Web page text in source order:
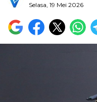
Selasa, 19 Mei 2026